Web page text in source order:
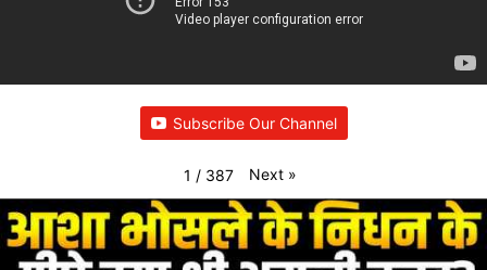
Subscribe Our Channel
1 / 387 Next »